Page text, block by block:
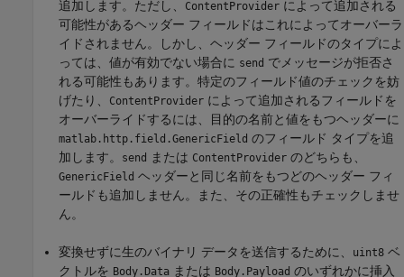
追加します。ただし、
ContentProvider によって追加される
可能性があるヘッダー フィールドはこれによってオーバーラ
イドされません。しかし、ヘッダー フィールドのタイプによ
っては、値が有効でない場合に send でメッセージが拒否さ
れる可能性もあります。特定のフィールド値のチェックを妨
げたり、
ContentProvider によって追加されるフィールドを
オーバーライドするには、目的の名前と値をもつヘッダーに
matlab.http.field.GenericField のフィールド タイプを追
加します。
send または ContentProvider のどちらも、
GenericField ヘッダーと同じ名前をもつどのヘッダー フィ
ールドも追加しません。また、その正確性もチェックしませ
ん。
変換せずに生のバイナリ データを送信するために、 uint8 ベ
クトルを Body.Data または Body.Payload のいずれかに挿入